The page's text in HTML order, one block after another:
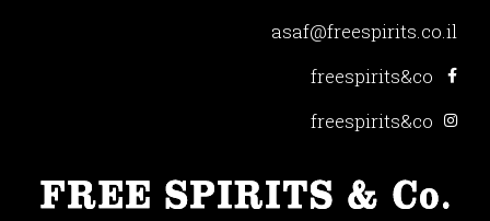
asaf@freespirits.co.il
freespirits&co
freespirits&co